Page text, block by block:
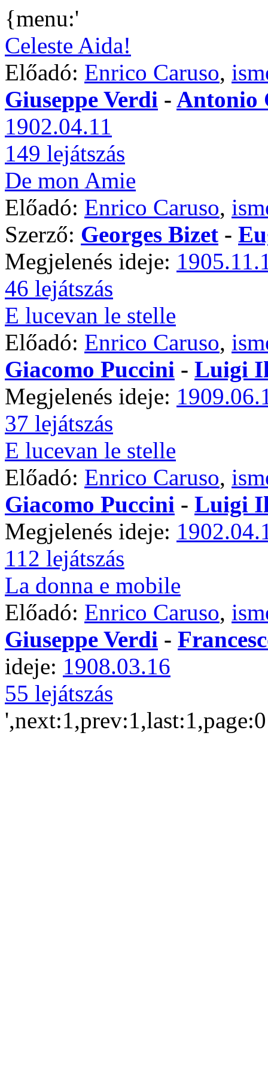
{menu:'
Celeste Aida!
Előadó: Enrico Caruso,
Giuseppe Verdi - Antonio
1902.04.11
149 lejátszás
De mon Amie
Előadó: Enrico Caruso,
Szerző: Georges Bizet -
Megjelenés ideje:
46 lejátszás
E lucevan le stelle
Előadó: Enrico Caruso,
Giacomo Puccini - Luigi
Megjelenés ideje:
37 lejátszás
E lucevan le stelle
Előadó: Enrico Caruso,
Giacomo Puccini - Luigi
Megjelenés ideje:
112 lejátszás
La donna e mobile
Előadó: Enrico Caruso,
Giuseppe Verdi -
ideje: 1908.03.16
55 lejátszás